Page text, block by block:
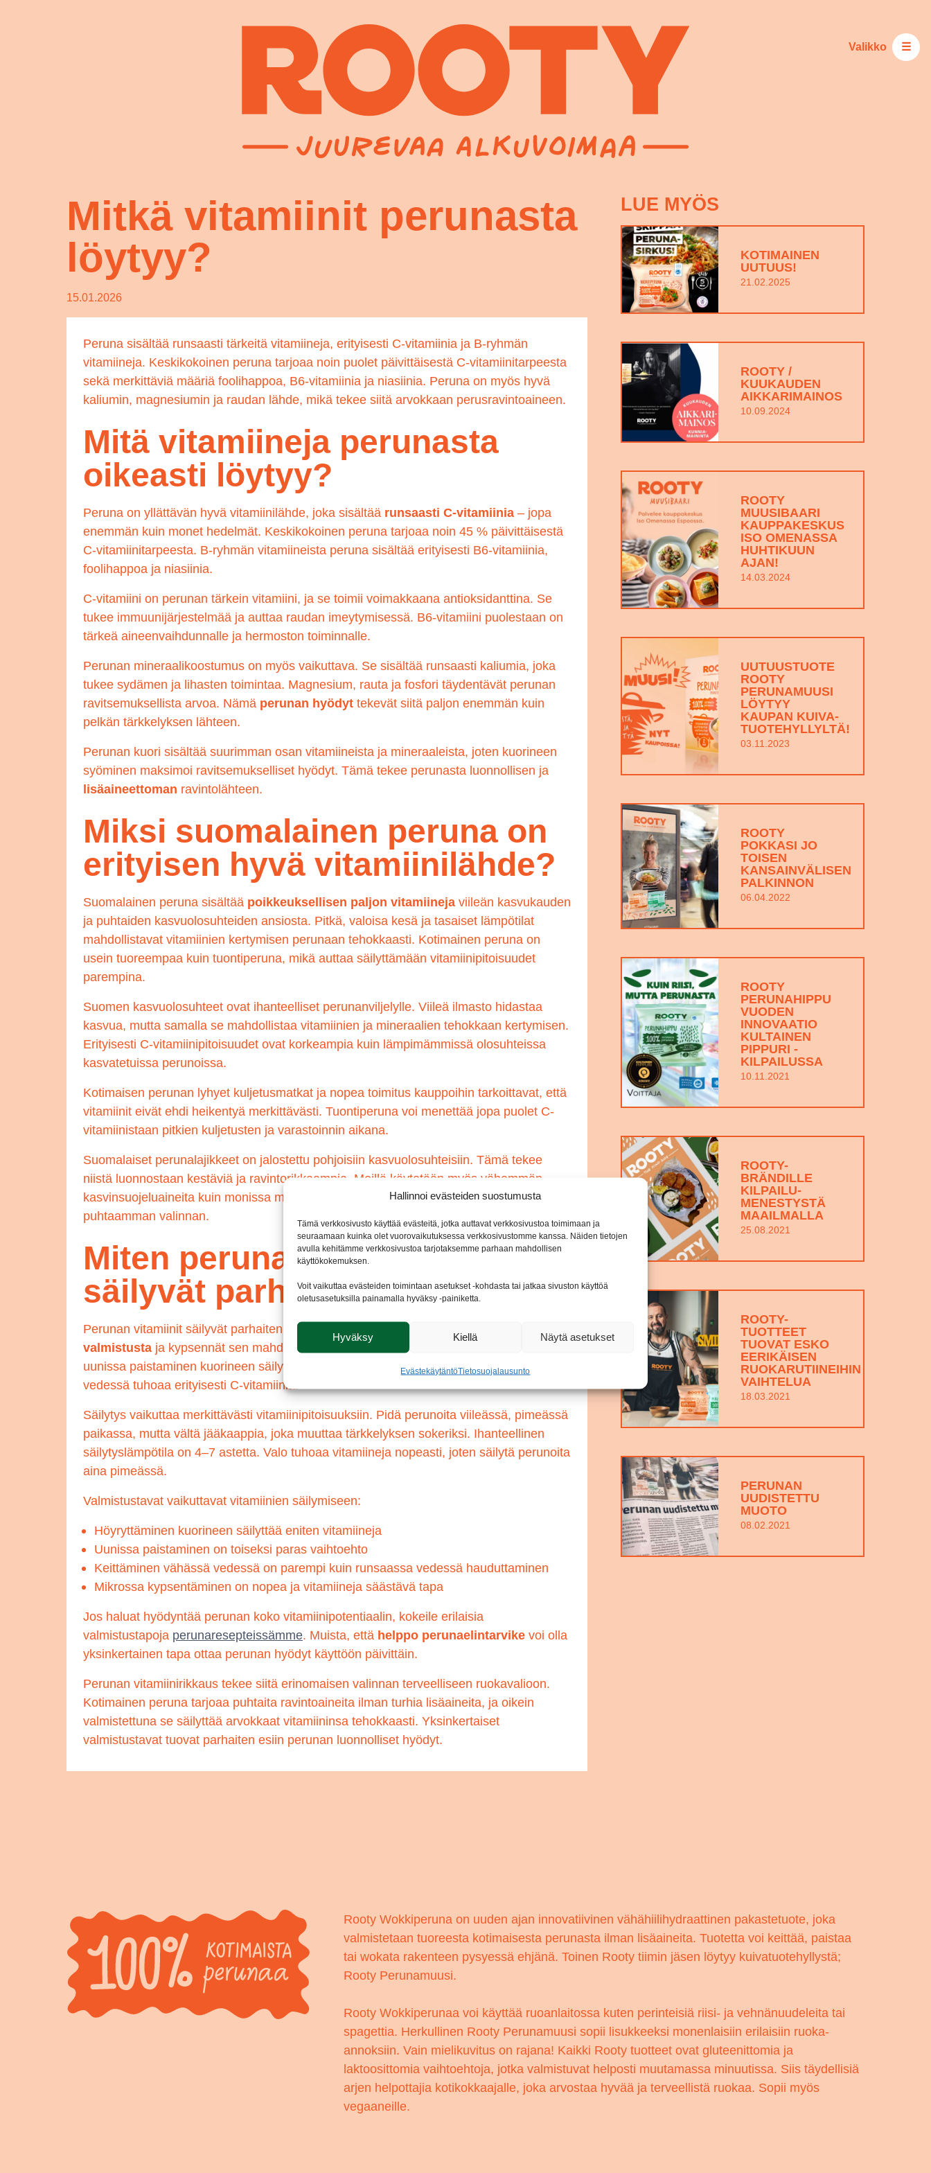
Hallinnoi evästeiden suostumusta
Tämä verkkosivusto käyttää evästeitä, jotka auttavat verkkosivustoa toimimaan ja
seuraamaan kuinka olet vuorovaikutuksessa verkkosivustomme kanssa. Näiden tietojen
avulla kehitämme verkkosivustoa tarjotaksemme parhaan mahdollisen
käyttökokemuksen.
Voit vaikuttaa evästeiden toimintaan asetukset -kohdasta tai jatkaa sivuston käyttöä
oletusasetuksilla painamalla hyväksy -painiketta.
Hyväksy Kiellä Näytä asetukset
EvästekäytäntöTietosuojalausunto
Valikko ☰
Mitkä vitamiinit perunasta
löytyy?
15.01.2026
Peruna sisältää runsaasti tärkeitä vitamiineja, erityisesti C-vitamiinia ja B-ryhmän
vitamiineja. Keskikokoinen peruna tarjoaa noin puolet päivittäisestä C-vitamiinitarpeesta
sekä merkittäviä määriä foolihappoa, B6-vitamiinia ja niasiinia. Peruna on myös hyvä
kaliumin, magnesiumin ja raudan lähde, mikä tekee siitä arvokkaan perusravintoaineen.
Mitä vitamiineja perunasta
oikeasti löytyy?
Peruna on yllättävän hyvä vitamiinilähde, joka sisältää runsaasti C-vitamiinia – jopa
enemmän kuin monet hedelmät. Keskikokoinen peruna tarjoaa noin 45 % päivittäisestä
C-vitamiinitarpeesta. B-ryhmän vitamiineista peruna sisältää erityisesti B6-vitamiinia,
foolihappoa ja niasiinia.
C-vitamiini on perunan tärkein vitamiini, ja se toimii voimakkaana antioksidanttina. Se
tukee immuunijärjestelmää ja auttaa raudan imeytymisessä. B6-vitamiini puolestaan on
tärkeä aineenvaihdunnalle ja hermoston toiminnalle.
Perunan mineraalikoostumus on myös vaikuttava. Se sisältää runsaasti kaliumia, joka
tukee sydämen ja lihasten toimintaa. Magnesium, rauta ja fosfori täydentävät perunan
ravitsemuksellista arvoa. Nämä perunan hyödyt tekevät siitä paljon enemmän kuin
pelkän tärkkelyksen lähteen.
Perunan kuori sisältää suurimman osan vitamiineista ja mineraaleista, joten kuorineen
syöminen maksimoi ravitsemukselliset hyödyt. Tämä tekee perunasta luonnollisen ja
lisäaineettoman ravintolähteen.
Miksi suomalainen peruna on
erityisen hyvä vitamiinilähde?
Suomalainen peruna sisältää poikkeuksellisen paljon vitamiineja viileän kasvukauden
ja puhtaiden kasvuolosuhteiden ansiosta. Pitkä, valoisa kesä ja tasaiset lämpötilat
mahdollistavat vitamiinien kertymisen perunaan tehokkaasti. Kotimainen peruna on
usein tuoreempaa kuin tuontiperuna, mikä auttaa säilyttämään vitamiinipitoisuudet
parempina.
Suomen kasvuolosuhteet ovat ihanteelliset perunanviljelylle. Viileä ilmasto hidastaa
kasvua, mutta samalla se mahdollistaa vitamiinien ja mineraalien tehokkaan kertymisen.
Erityisesti C-vitamiinipitoisuudet ovat korkeampia kuin lämpimämmissä olosuhteissa
kasvatetuissa perunoissa.
Kotimaisen perunan lyhyet kuljetusmatkat ja nopea toimitus kauppoihin tarkoittavat, että
vitamiinit eivät ehdi heikentyä merkittävästi. Tuontiperuna voi menettää jopa puolet C-
vitamiinistaan pitkien kuljetusten ja varastoinnin aikana.
Suomalaiset perunalajikkeet on jalostettu pohjoisiin kasvuolosuhteisiin. Tämä tekee
niistä luonnostaan kestäviä ja ravintorikkaampia. Meillä käytetään myös vähemmän
kasvinsuojeluaineita kuin monissa muissa maissa, mikä tekee kotimaisesta perunasta
puhtaamman valinnan.
Miten perunan vitamiinit
säilyvät parhaiten?
Perunan vitamiinit säilyvät parhaiten, kun
kuorit perunan vasta juuri ennen
valmistusta ja kypsennät sen mahdollisimman hellävaraisesti. Höyryttäminen ja
uunissa paistaminen kuorineen säilyttävät vitamiinit tehokkaimmin. Pitkä keittäminen
vedessä tuhoaa erityisesti C-vitamiinia.
Säilytys vaikuttaa merkittävästi vitamiinipitoisuuksiin. Pidä perunoita viileässä, pimeässä
paikassa, mutta vältä jääkaappia, joka muuttaa tärkkelyksen sokeriksi. Ihanteellinen
säilytyslämpötila on 4–7 astetta. Valo tuhoaa vitamiineja nopeasti, joten säilytä perunoita
aina pimeässä.
Valmistustavat vaikuttavat vitamiinien säilymiseen:
Höyryttäminen kuorineen säilyttää eniten vitamiineja
Uunissa paistaminen on toiseksi paras vaihtoehto
Keittäminen vähässä vedessä on parempi kuin runsaassa vedessä hauduttaminen
Mikrossa kypsentäminen on nopea ja vitamiineja säästävä tapa
Jos haluat hyödyntää perunan koko vitamiinipotentiaalin, kokeile erilaisia
valmistustapoja perunaresepteissämme. Muista, että helppo perunaelintarvike voi olla
yksinkertainen tapa ottaa perunan hyödyt käyttöön päivittäin.
Perunan vitamiinirikkaus tekee siitä erinomaisen valinnan terveelliseen ruokavalioon.
Kotimainen peruna tarjoaa puhtaita ravintoaineita ilman turhia lisäaineita, ja oikein
valmistettuna se säilyttää arvokkaat vitamiininsa tehokkaasti. Yksinkertaiset
valmistustavat tuovat parhaiten esiin perunan luonnolliset hyödyt.
LUE MYÖS
KOTIMAINEN
UUTUUS!
21.02.2025
ROOTY /
KUUKAUDEN
AIKKARIMAINOS
10.09.2024
ROOTY
MUUSIBAARI
KAUPPAKESKUS
ISO OMENASSA
HUHTIKUUN
AJAN!
14.03.2024
UUTUUSTUOTE
ROOTY
PERUNAMUUSI
LÖYTYY
KAUPAN KUIVA-
TUOTEHYLLYLTÄ!
03.11.2023
ROOTY
POKKASI JO
TOISEN
KANSAINVÄLISEN
PALKINNON
06.04.2022
ROOTY
PERUNAHIPPU
VUODEN
INNOVAATIO
KULTAINEN
PIPPURI -
KILPAILUSSA
10.11.2021
ROOTY-
BRÄNDILLE
KILPAILU-
MENESTYSTÄ
MAAILMALLA
25.08.2021
ROOTY-
TUOTTEET
TUOVAT ESKO
EERIKÄISEN
RUOKARUTIINEIHIN
VAIHTELUA
18.03.2021
PERUNAN
UUDISTETTU
MUOTO
08.02.2021
Rooty Wokkiperuna on uuden ajan innovatiivinen vähähiilihydraattinen pakastetuote, joka
valmistetaan tuoreesta kotimaisesta perunasta ilman lisäaineita. Tuotetta voi keittää, paistaa
tai wokata rakenteen pysyessä ehjänä. Toinen Rooty tiimin jäsen löytyy kuivatuotehyllystä;
Rooty Perunamuusi.
Rooty Wokkiperunaa voi käyttää ruoanlaitossa kuten perinteisiä riisi- ja vehnänuudeleita tai
spagettia. Herkullinen Rooty Perunamuusi sopii lisukkeeksi monenlaisiin erilaisiin ruoka-
annoksiin. Vain mielikuvitus on rajana! Kaikki Rooty tuotteet ovat gluteenittomia ja
laktoosittomia vaihtoehtoja, jotka valmistuvat helposti muutamassa minuutissa. Siis täydellisiä
arjen helpottajia kotikokkaajalle, joka arvostaa hyvää ja terveellistä ruokaa. Sopii myös
vegaaneille.